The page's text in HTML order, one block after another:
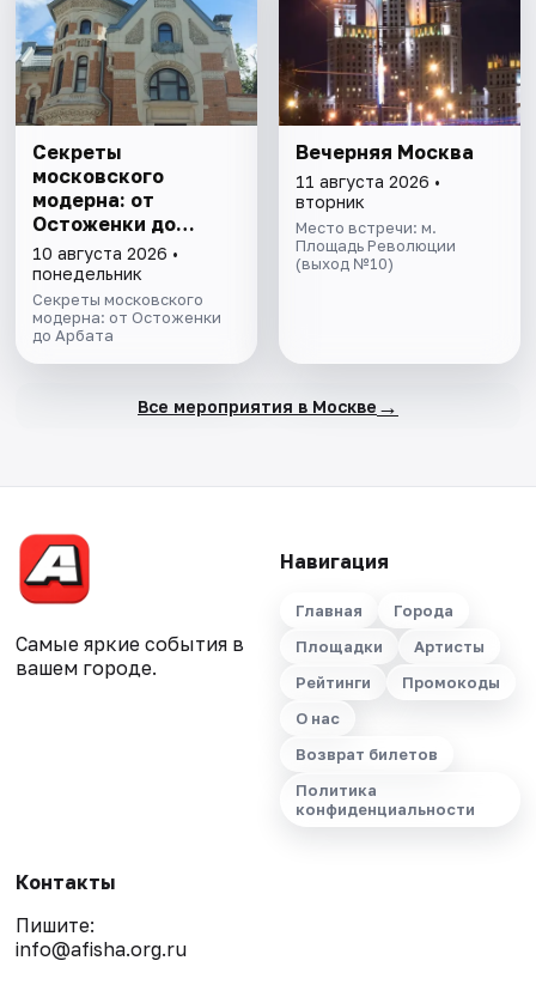
Секреты
московского
модерна: от
Остоженки до
Арбата
10 августа 2026 •
понедельник
Секреты московского
модерна: от Остоженки
до Арбата
Вечерняя Москва
11 августа 2026 •
вторник
Место встречи: м.
Площадь Революции
(выход №10)
Все мероприятия в Москве →
Самые яркие события в
вашем городе.
Навигация
Главная
Города
Площадки
Артисты
Рейтинги
Промокоды
О нас
Возврат билетов
Политика
конфиденциальности
Контакты
Пишите:
info@afisha.org.ru